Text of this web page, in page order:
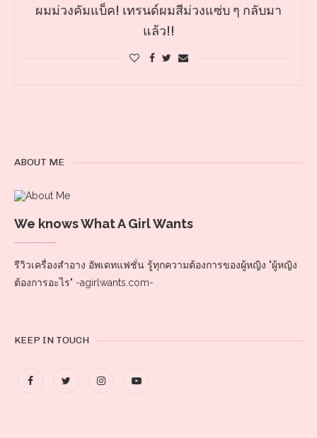
ผมม่วงคัมแบ็ค! เทรนด์ผมสีม่วงแซ่บ ๆ กลับมา
แล้ว!!
ABOUT ME
We knows What A Girl Wants
รีวิวเครื่องสำอาง อัพเดทแฟชั่น รู้ทุกความต้องการของผู้หญิง "ผู้หญิง
ต้องการอะไร" -agirlwants.com-
KEEP IN TOUCH